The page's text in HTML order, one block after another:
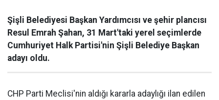
Şişli Belediyesi Başkan Yardımcısı ve şehir plancısı
Resul Emrah Şahan, 31 Mart'taki yerel seçimlerde
Cumhuriyet Halk Partisi'nin Şişli Belediye Başkan
adayı oldu.
CHP Parti Meclisi'nin aldığı kararla adaylığı ilan edilen